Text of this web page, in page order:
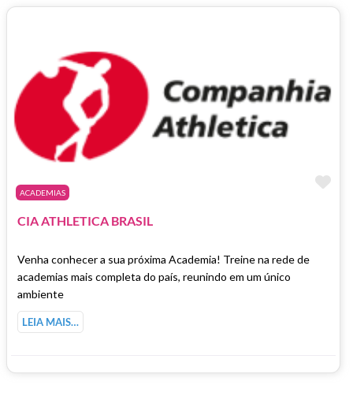
ACADEMIAS
CIA ATHLETICA BRASIL
Venha conhecer a sua próxima Academia! Treine na rede de
academias mais completa do país, reunindo em um único
ambiente
LEIA MAIS…